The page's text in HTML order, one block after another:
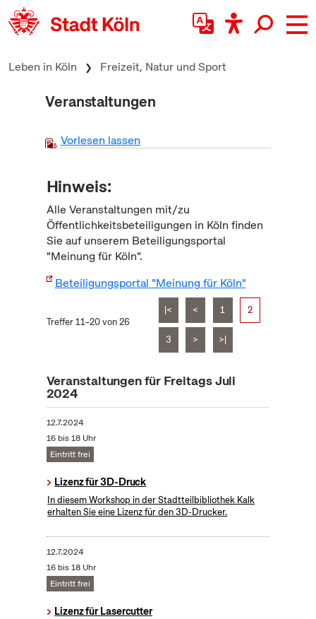
zum Inhalt springen
Leben in Köln Freizeit, Natur und Sport
Veranstaltungen
Vorlesen lassen
Hinweis:
Alle Veranstaltungen mit/zu
Öffentlichkeitsbeteiligungen in Köln finden
Sie auf unserem Beteiligungsportal
"Meinung für Köln".
Beteiligungsportal "Meinung für Köln"
Treffer 11–20 von 26
|< < 1 2
3 > >|
Veranstaltungen für Freitags Juli
2024
12.7.2024
16 bis 18 Uhr
Eintritt frei
Lizenz für 3D-Druck
In diesem Workshop in der Stadtteilbibliothek Kalk
erhalten Sie eine Lizenz für den 3D-Drucker.
12.7.2024
16 bis 18 Uhr
Eintritt frei
Lizenz für Lasercutter